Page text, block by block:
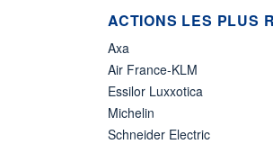
ACTIONS LES PLUS
Axa
Air France-KLM
Essilor Luxxotica
Michelin
Schneider Electric